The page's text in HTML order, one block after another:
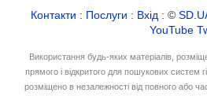
Контакти : Послуги : Вхід : ©
YouTube
Використання будь-яких матеріалів,
прямого і відкритого для пошукових
розміщено в незалежності від повного або